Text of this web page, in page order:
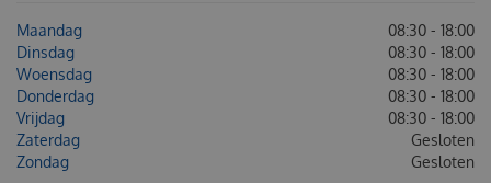
Maandag
08:30 - 18:00
Dinsdag
08:30 - 18:00
Woensdag
08:30 - 18:00
Donderdag
08:30 - 18:00
Vrijdag
08:30 - 18:00
Zaterdag
Gesloten
Zondag
Gesloten